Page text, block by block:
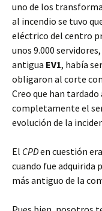
uno de los
al incendio se tuvo
eléctrico del centro
unos 9.000
antigua EV1, había
obligaron al corte
Creo que han
completamente el
evolución de la
El CPDen cuestión
cuando fue adquirida
más antiguo de la